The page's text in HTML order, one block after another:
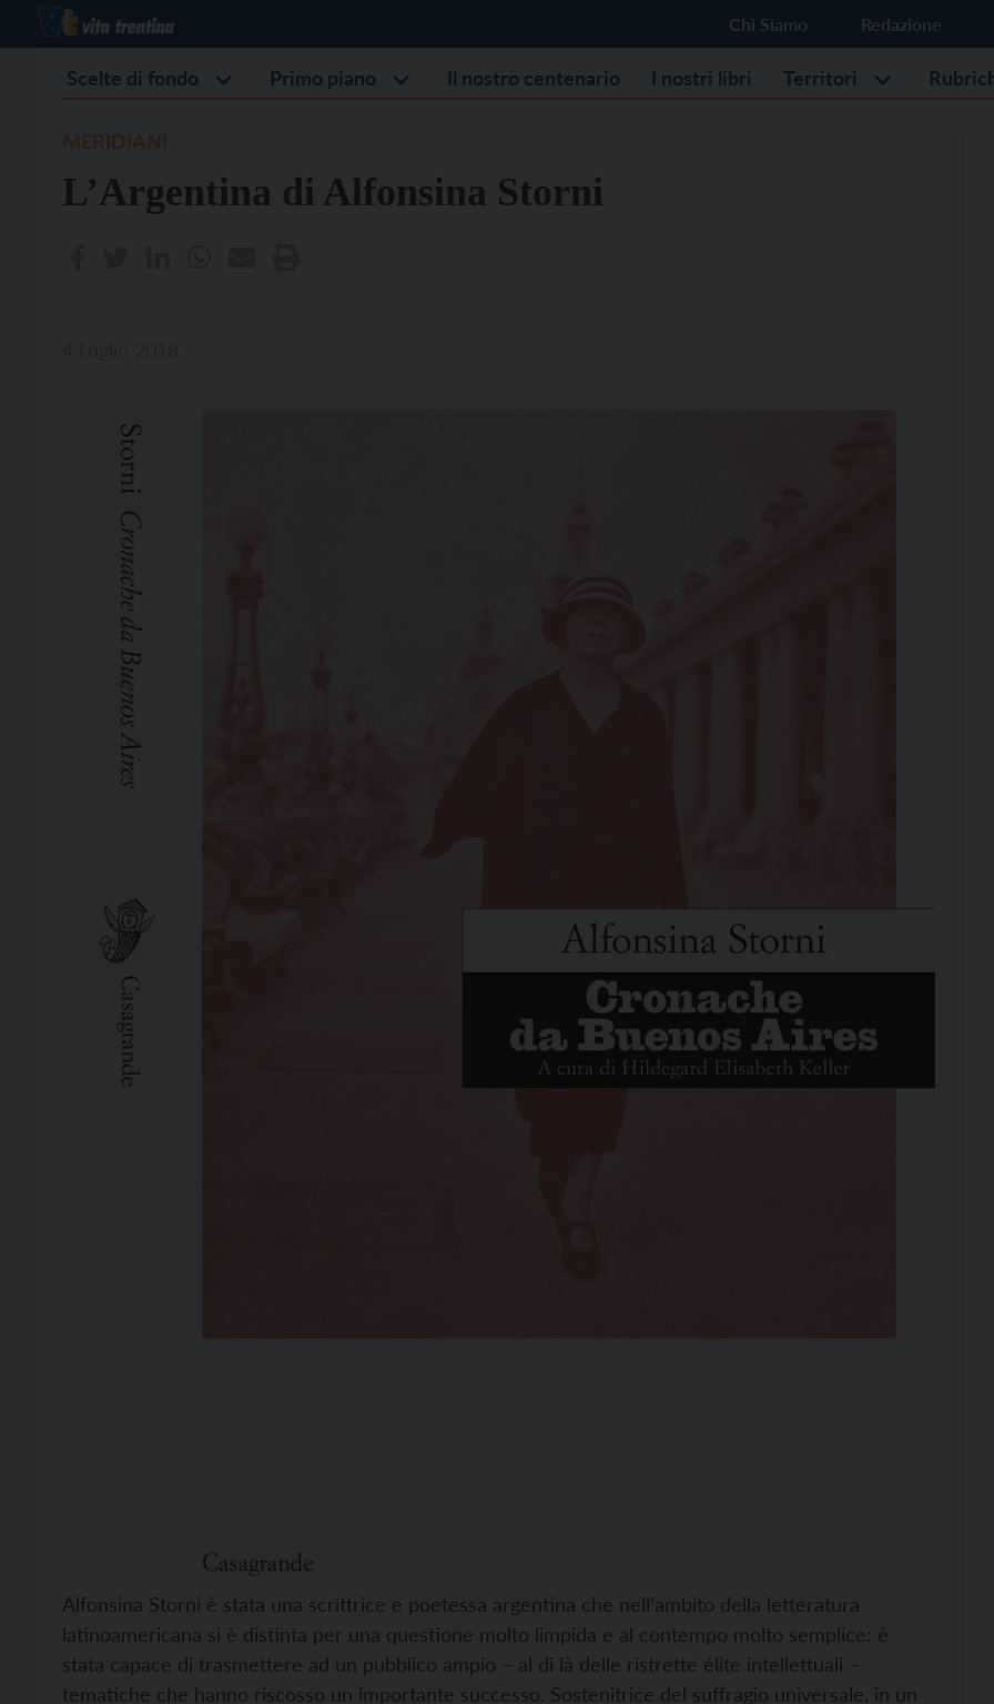
Chi Siamo Redazione
Scelte di fondo Primo piano Il nostro centenario I nostri libri Territori
L’Argentina di Alfonsina Storni
Alfonsina Storni è stata una scrittrice e poetessa argentina che nell’ambito della letteratura
latinoamericana si è distinta per una questione molto limpida e al contempo molto semplice: è
stata capace di trasmettere ad un pubblico ampio – al di là delle ristrette élite intellettuali –
tematiche che hanno riscosso un importante successo. Sostenitrice del suffragio universale, in un